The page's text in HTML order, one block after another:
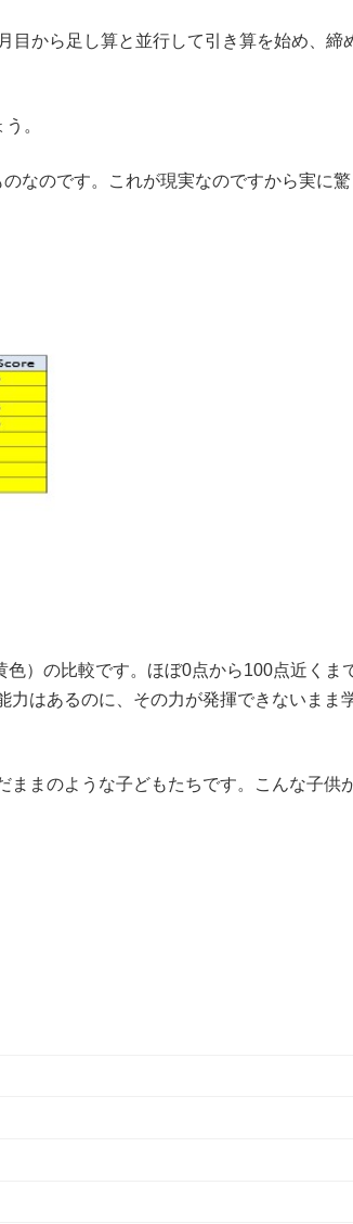
から足し算と並行して引き算を始め、
。
なのです。これが現実なのですから実に
）の比較です。ほぼ0点から100点近くま
はあるのに、その力が発揮できないまま
まのような子どもたちです。こんな子供